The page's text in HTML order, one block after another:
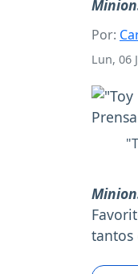
Por:
Lun, 06
tantos